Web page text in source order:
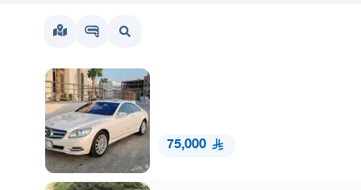
75,000